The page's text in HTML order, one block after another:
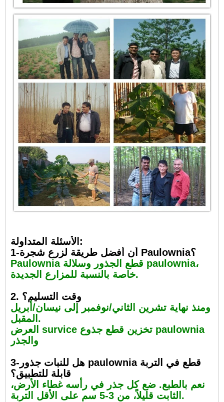
الأسئلة المتداولة:
1-أن أفضل طريقة لزرع شجرة Paulownia؟
Paulownia قطع الجذور وسلالة paulownia،
خاصة بالنسبة للمزارع الجديدة.
2. وقت التسليم؟
ومنذ نهاية تشرين الثاني/نوفمبر إلى نيسان/أبريل
المقبل.
العرض survice تخزين قطع جذوع paulownia
والجذر
3-هل للنبات جذور paulownia قطع في التربة
قابلة للتطبيق؟
نعم بالطبع. ضع كل جذر في رأسه غطاء الأرض،
الثابت قليلاً، من 3-5 سم على الأقل التربة.